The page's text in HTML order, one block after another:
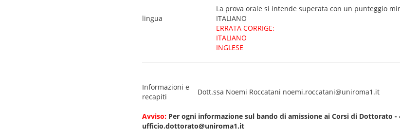
La prova orale si intende superata con un punteggio
lingua
ITALIANO
ERRATA CORRIGE:
ITALIANO
INGLESE
Informazioni e
recapiti
Dott.ssa Noemi Roccatani noemi.roccatani@uniroma1.it
Avviso: Per ogni informazione sul bando di amissione ai Corsi di Dottorato -
ufficio.dottorato@uniroma1.it